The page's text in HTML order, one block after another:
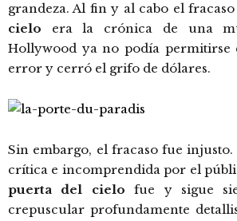
grandeza. Al fin y al cabo el
cielo era la crónica de una
Hollywood ya no podía permitirse
error y cerró el grifo de dólares.
Sin embargo, el fracaso fue
crítica e incomprendida por el
puerta del cielo fue y sigue
crepuscular profundamente